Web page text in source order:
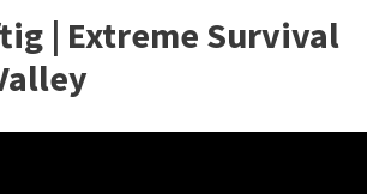
| Extreme Survival